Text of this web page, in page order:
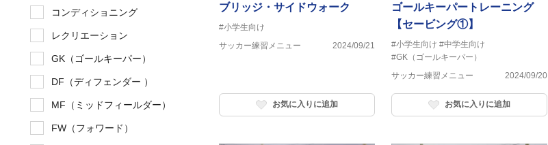
コンディショニング
レクリエーション
GK（ゴールキーパー）
DF（ディフェンダー ）
MF（ミッドフィールダー）
FW（フォワード）
ブリッジ・サイドウォーク
#小学生向け
サッカー練習メニュー
2024/09/21
お気に入りに追加
ゴールキーパートレーニング
【セービング①】
#小学生向け #中学生向け
#GK（ゴールキーパー）
サッカー練習メニュー
2024/09/20
お気に入りに追加